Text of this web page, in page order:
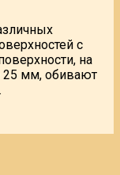
с
на
25 мм, обивают